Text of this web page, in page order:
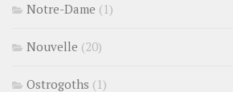
Notre-Dame (1)
Nouvelle (20)
Ostrogoths (1)